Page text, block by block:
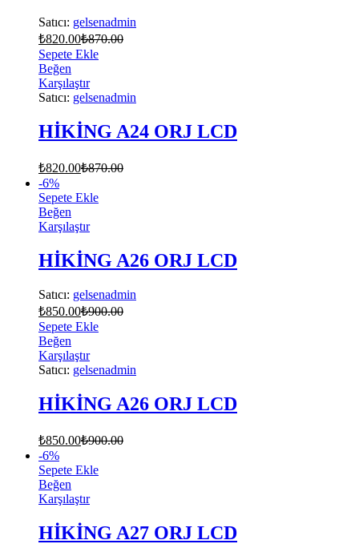
Satıcı: gelsenadmin
₺820.00₺870.00
Sepete Ekle
Beğen
Karşılaştır
Satıcı: gelsenadmin
HİKİNG A24 ORJ LCD
₺820.00₺870.00
-6%
Sepete Ekle
Beğen
Karşılaştır
HİKİNG A26 ORJ LCD
Satıcı: gelsenadmin
₺850.00₺900.00
Sepete Ekle
Beğen
Karşılaştır
Satıcı: gelsenadmin
HİKİNG A26 ORJ LCD
₺850.00₺900.00
-6%
Sepete Ekle
Beğen
Karşılaştır
HİKİNG A27 ORJ LCD